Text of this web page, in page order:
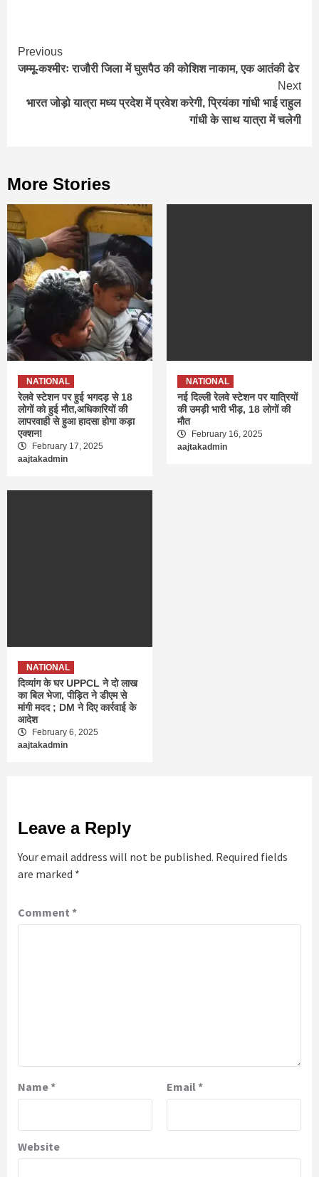
Continue
Reading
Previous
जम्मू-कश्मीरः राजौरी जिला में घुसपैठ की कोशिश नाकाम, एक आतंकी ढेर
Next
भारत जोड़ो यात्रा मध्य प्रदेश में प्रवेश करेगी, प्रियंका गांधी भाई राहुल
गांधी के साथ यात्रा में चलेगी
More Stories
NATIONAL
रेलवे स्टेशन पर हुई भगदड़ से 18
लोगों को हुई मौत,अधिकारियों की
लापरवाही से हुआ हादसा होगा कड़ा
एक्शन!
February 17, 2025
aajtakadmin
NATIONAL
नई दिल्ली रेलवे स्टेशन पर यात्रियों
की उमड़ी भारी भीड़, 18 लोगों की
मौत
February 16, 2025
aajtakadmin
NATIONAL
दिव्यांग के घर UPPCL ने दो लाख
का बिल भेजा, पीड़ित ने डीएम से
मांगी मदद ; DM ने दिए कार्रवाई के
आदेश
February 6, 2025
aajtakadmin
Leave a Reply
Your email address will not be published. Required fields
are marked *
Comment *
Name* Email *
Website